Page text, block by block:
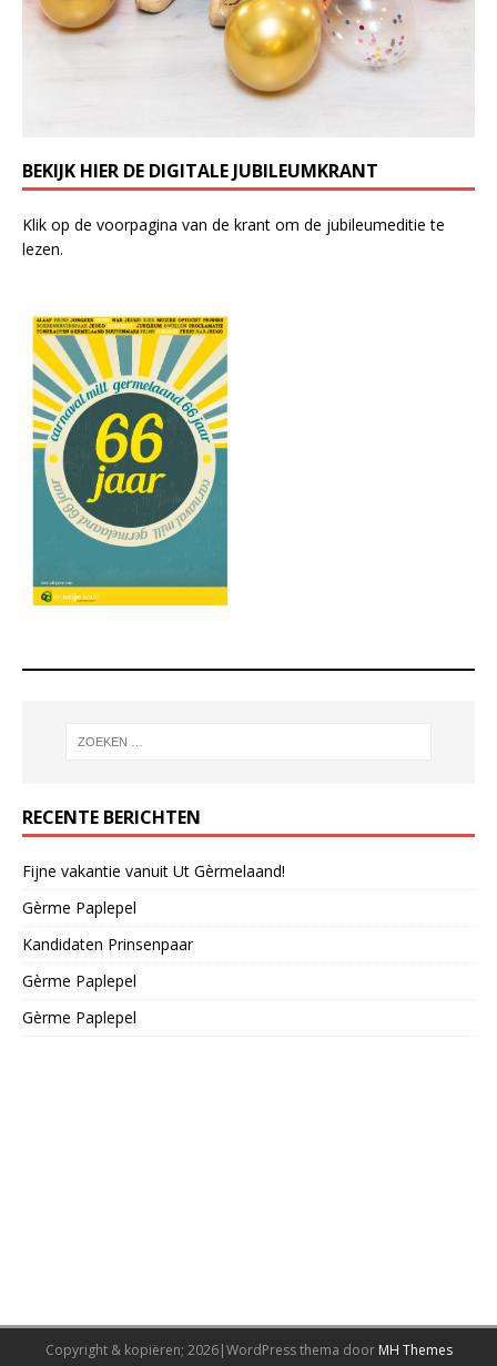
BEKIJK HIER DE DIGITALE JUBILEUMKRANT
Klik op de voorpagina van de krant om de jubileumeditie te
lezen.
RECENTE BERICHTEN
Fijne vakantie vanuit Ut Gèrmelaand!
Gèrme Paplepel
Kandidaten Prinsenpaar
Gèrme Paplepel
Gèrme Paplepel
Copyright & kopiëren; 2026|WordPress thema door MH Themes